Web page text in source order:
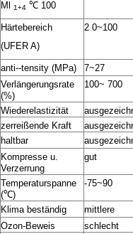
Ml 1+4 ℃ 100
Härtebereich
(UFER A)
2 0~100
anti--tensity (MPa) 7~27
Verlängerungsrate
(%)
100~ 700
Wiederelastizität
zerreißende Kraft
haltbar
Kompresse u.
Verzerrung
gut
Temperaturspanne
(℃)
-75~90
Klima beständig mittlere
Ozon-Beweis
schlecht